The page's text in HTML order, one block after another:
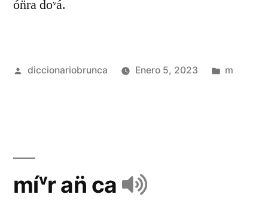
ón̈ra doᵛá.
diccionariobrunca Enero 5, 2023 m
míᵛr an̈ ca